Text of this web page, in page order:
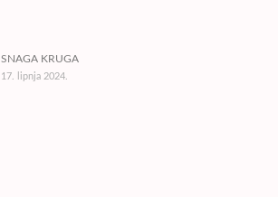
SNAGA KRUGA
17. lipnja 2024.